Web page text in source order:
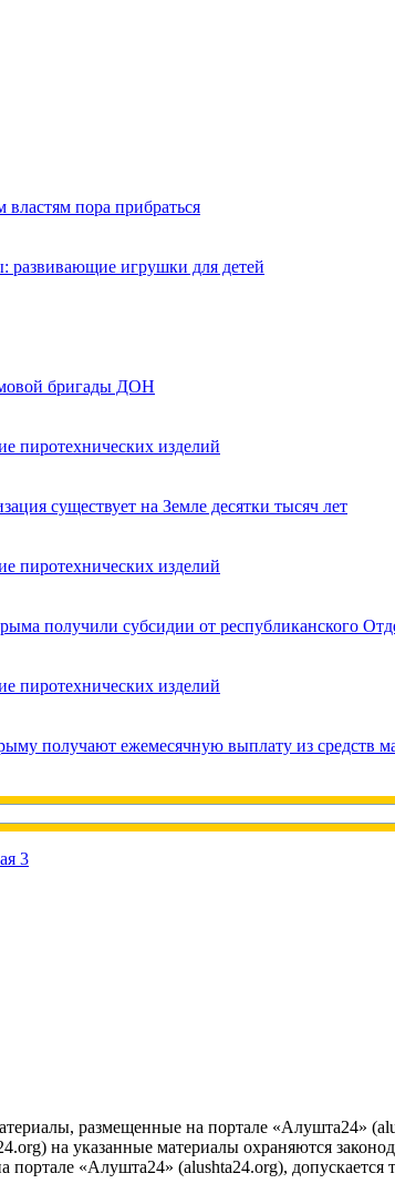
властям пора прибраться
развивающие игрушки для детей
бригады ДОН
пиротехнических изделий
существует на Земле десятки тысяч лет
пиротехнических изделий
получили субсидии от республиканского
пиротехнических изделий
получают ежемесячную выплату из средств
размещенные на портале «Алушта24»
на указанные материалы охраняются
«Алушта24» (alushta24.org),